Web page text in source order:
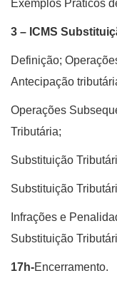
Exemplos Práticos
3 – ICMS
Definição;
Antecipação
Operações
Tributária;
Substituição
Substituição
Infrações e
Substituição
17h-Encerramento.